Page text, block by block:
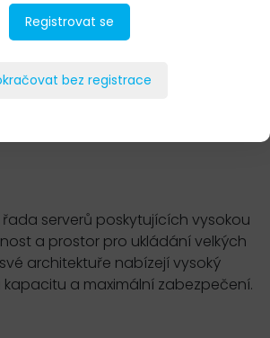
řada serverů poskytujících vysokou
a prostor pro ukládání velkých
architektuře nabízejí vysoký
kapacitu a maximální zabezpečení.
Registrovat se
bez registrace